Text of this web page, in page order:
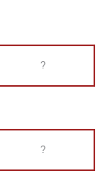
?
?